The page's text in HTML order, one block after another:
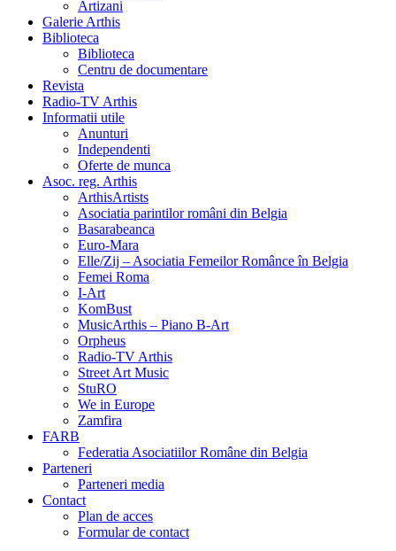
Artizani
Galerie Arthis
Biblioteca
Biblioteca
Centru de documentare
Revista
Radio-TV Arthis
Informatii utile
Anunturi
Independenti
Oferte de munca
Asoc. reg. Arthis
ArthisArtists
Asociatia parintilor români din Belgia
Basarabeanca
Euro-Mara
Elle/Zij – Asociatia Femeilor Românce în Belgia
Femei Roma
I-Art
KomBust
MusicArthis – Piano B-Art
Orpheus
Radio-TV Arthis
Street Art Music
StuRO
We in Europe
Zamfira
FARB
Federatia Asociatiilor Române din Belgia
Parteneri
Parteneri media
Contact
Plan de acces
Formular de contact